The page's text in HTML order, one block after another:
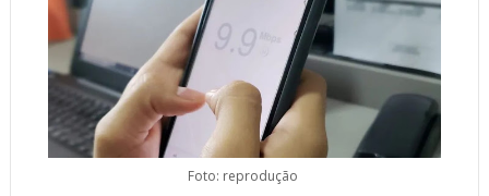
Foto: reprodução